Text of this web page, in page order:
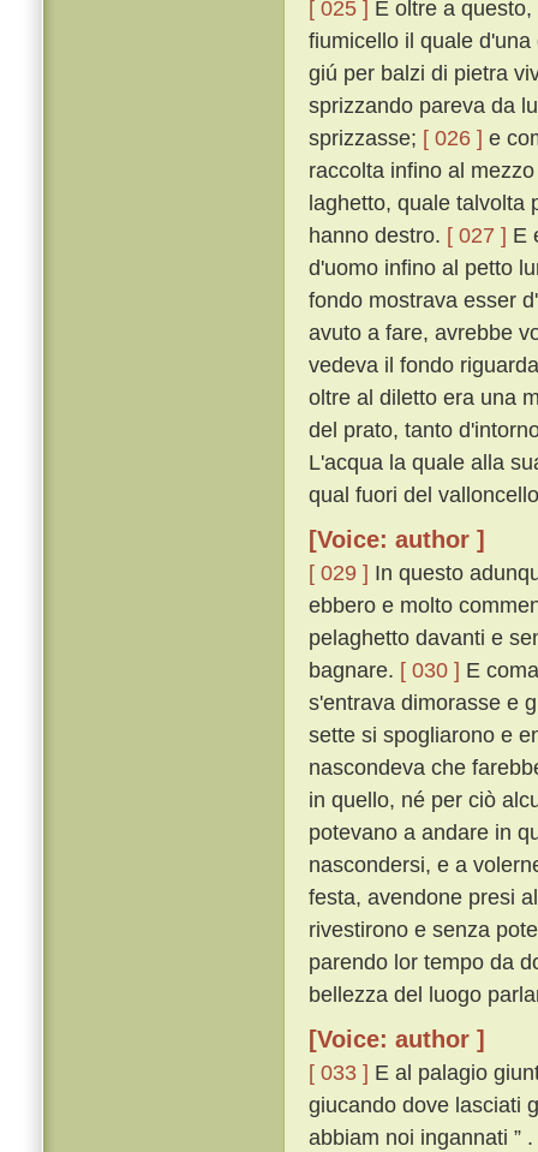
[ 025 ] E oltre a
fiumicello il quale
giú per balzi di pietra
sprizzando pareva da
sprizzasse; [ 026 ] e
raccolta infino al
laghetto, quale talvolta
hanno destro. [ 027 ] E
d'uomo infino al petto
fondo mostrava esser
avuto a fare, avrebbe
vedeva il fondo
oltre al diletto era una
del prato, tanto
L'acqua la quale alla
qual fuori del
[Voice: author ]
[ 029 ] In questo
ebbero e molto
pelaghetto davanti e
bagnare. [ 030 ] E
s'entrava dimorasse e
sette si spogliarono e
nascondeva che
in quello, né per ciò
potevano a andare in
nascondersi, e a
festa, avendone presi
rivestirono e senza
parendo lor tempo da
bellezza del luogo
[Voice: author ]
[ 033 ] E al palagio
giucando dove lasciati
abbiam noi ingannati ” .